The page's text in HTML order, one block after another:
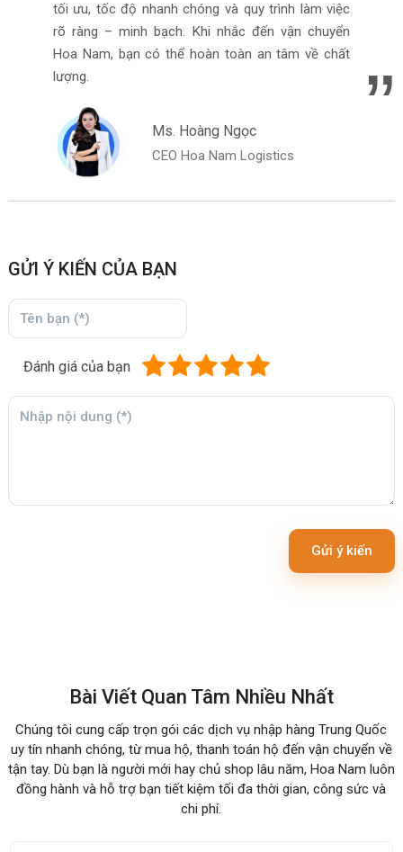
tối ưu, tốc độ nhanh chóng và quy trình làm việc
rõ ràng – minh bạch. Khi nhắc đến vận chuyển
Hoa Nam, bạn có thể hoàn toàn an tâm về chất
lượng.
Ms. Hoàng Ngọc
CEO Hoa Nam Logistics
GỬI Ý KIẾN CỦA BẠN
Đánh giá của bạn
Gửi ý kiến
Bài Viết Quan Tâm Nhiều Nhất
Chúng tôi cung cấp trọn gói các dịch vụ nhập hàng Trung Quốc
uy tín nhanh chóng, từ mua hộ, thanh toán hộ đến vận chuyển về
tận tay. Dù bạn là người mới hay chủ shop lâu năm, Hoa Nam luôn
đồng hành và hỗ trợ bạn tiết kiệm tối đa thời gian, công sức và
chi phí.